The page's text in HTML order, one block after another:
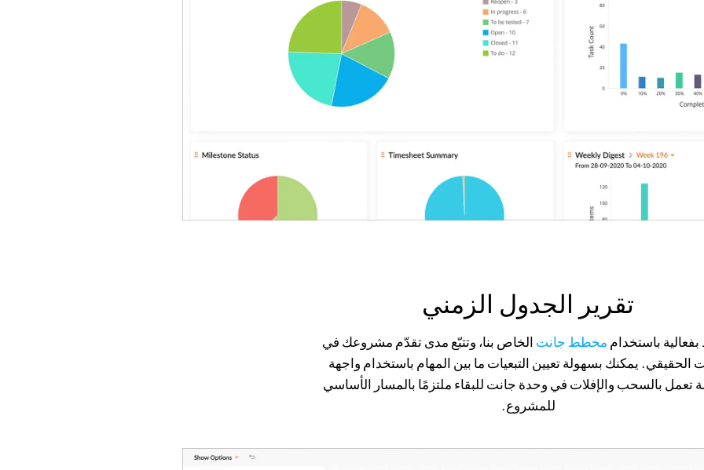
تقرير الجدول الزمني
باستخدام مخطط جانت الخاص بنا، وتتبّع مدى تقدّم مشروعك في
الحقيقي. يمكنك بسهولة تعيين التبعيات ما بين المهام باستخدام واجهة
تعمل بالسحب والإفلات في وحدة جانت للبقاء ملتزمًا بالمسار الأساسي
للمشروع.